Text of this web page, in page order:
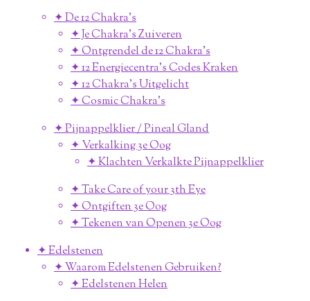
✦ De 12 Chakra's
✦ Je Chakra's Zuiveren
✦ Ontgrendel de 12 Chakra's
✦ 12 Energiecentra's Codes Kraken
✦ 12 Chakra's Uitgelicht
✦ Cosmic Chakra's
✦ Pijnappelklier / Pineal Gland
✦ Verkalking 3e Oog
✦ Klachten Verkalkte Pijnappelklier
✦ Take Care of your 3th Eye
✦ Ontgiften 3e Oog
✦ Tekenen van Openen 3e Oog
✦ Edelstenen
✦ Waarom Edelstenen Gebruiken?
✦ Edelstenen Helen